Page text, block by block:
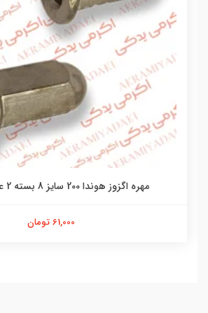
مهره اگزوز هوندا 200 سایز 8 بسته 2 عددی کد 65
61,000 تومان